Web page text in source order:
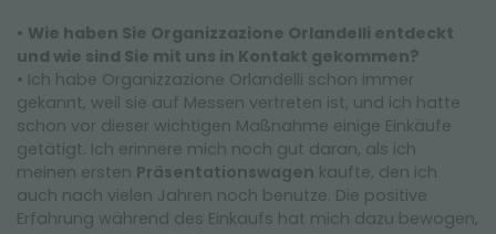
• Wie haben Sie Organizzazione Orlandelli entdeckt
und wie sind Sie mit uns in Kontakt gekommen?
• Ich habe Organizzazione Orlandelli schon immer
gekannt, weil sie auf Messen vertreten ist, und ich hatte
schon vor dieser wichtigen Maßnahme einige Einkäufe
getätigt. Ich erinnere mich noch gut daran, als ich
meinen ersten Präsentationswagen kaufte, den ich
auch nach vielen Jahren noch benutze. Die positive
Erfahrung während des Einkaufs hat mich dazu bewogen,